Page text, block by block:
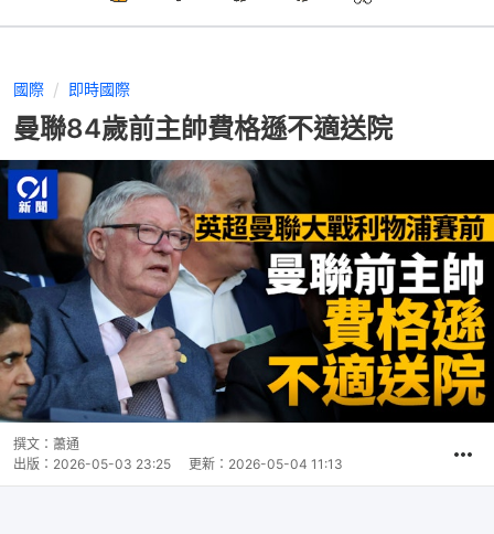
國際 即時國際
曼聯84歲前主帥費格遜不適送院
撰文： 蕭通
出版： 2026-05-03 23:25 更新： 2026-05-04 11:13